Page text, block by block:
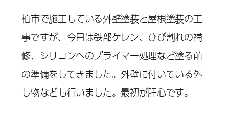
柏市で施工している外壁塗装と屋根塗装の工
事ですが、今日は鉄部ケレン、ひび割れの補
修、シリコンへのプライマー処理など塗る前
の準備をしてきました。外壁に付いている外
し物なども行いました。最初が肝心です。